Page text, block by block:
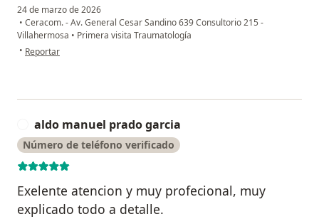
24 de marzo de 2026
• Ceracom. - Av. General Cesar Sandino 639 Consultorio 215 -
Villahermosa • Primera visita Traumatología
• en opinión del usuario K.F
Reportar
aldo manuel prado garcia
Número de teléfono verificado
Exelente atencion y muy profecional, muy
explicado todo a detalle.